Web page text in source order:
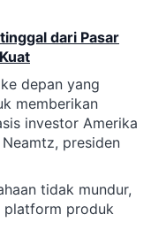
dari Pasar
depan yang
memberikan
investor Amerika
presiden
tidak mundur,
platform produk